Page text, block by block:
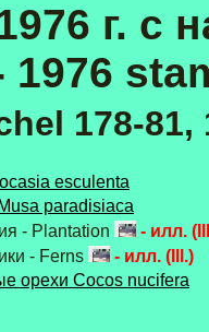
г. с
1976
178-81,
esculenta
paradisiaca
- Plantation
- илл.
- Ferns
- илл. (Ill.)
орехи Cocos nucifera